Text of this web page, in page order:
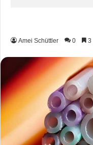
Amei Schüttler 0 3